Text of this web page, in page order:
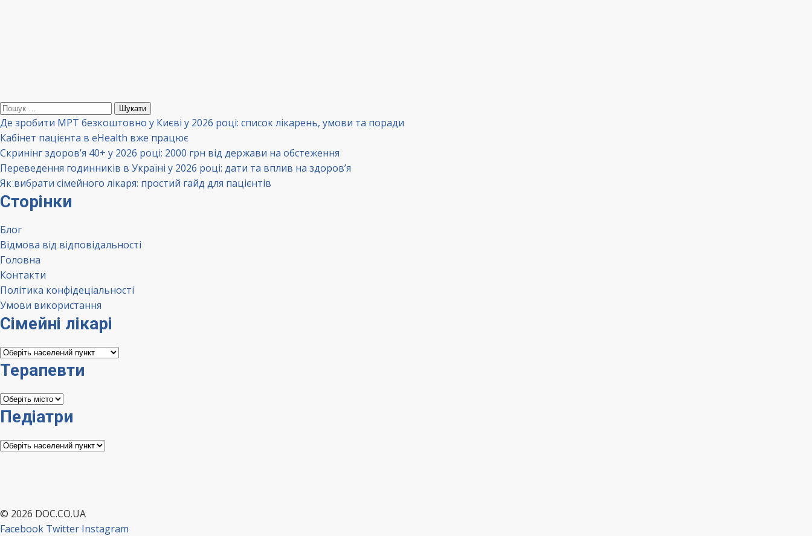
Пошук:
Де зробити МРТ безкоштовно у Києві у 2026 році: список лікарень, умови та поради
Кабінет пацієнта в eHealth вже працює
Скринінг здоров’я 40+ у 2026 році: 2000 грн від держави на обстеження
Переведення годинників в Україні у 2026 році: дати та вплив на здоров’я
Як вибрати сімейного лікаря: простий гайд для пацієнтів
Сторінки
Блог
Відмова від відповідальності
Головна
Контакти
Політика конфідеціальності
Умови використання
Сімейні лікарі
Сімейні
лікарі
Терапевти
Терапевти
Педіатри
Педіатри
© 2026 DOC.CO.UA
Facebook Twitter Instagram